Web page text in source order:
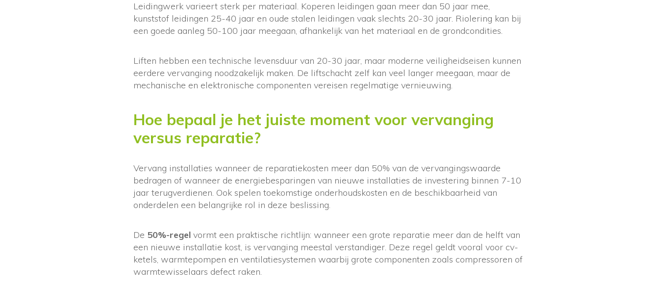
Leidingwerk varieert sterk per materiaal. Koperen leidingen gaan meer dan 50 jaar mee,
kunststof leidingen 25-40 jaar en oude stalen leidingen vaak slechts 20-30 jaar. Riolering kan bij
een goede aanleg 50-100 jaar meegaan, afhankelijk van het materiaal en de grondcondities.
Liften hebben een technische levensduur van 20-30 jaar, maar moderne veiligheidseisen kunnen
eerdere vervanging noodzakelijk maken. De liftschacht zelf kan veel langer meegaan, maar de
mechanische en elektronische componenten vereisen regelmatige vernieuwing.
Hoe bepaal je het juiste moment voor vervanging
versus reparatie?
Vervang installaties wanneer de reparatiekosten meer dan 50% van de vervangingswaarde
bedragen of wanneer de energiebesparingen van nieuwe installaties de investering binnen 7-10
jaar terugverdienen. Ook spelen toekomstige onderhoudskosten en de beschikbaarheid van
onderdelen een belangrijke rol in deze beslissing.
De 50%-regel vormt een praktische richtlijn: wanneer een grote reparatie meer dan de helft van
een nieuwe installatie kost, is vervanging meestal verstandiger. Deze regel geldt vooral voor cv-
ketels, warmtepompen en ventilatiesystemen waarbij grote componenten zoals compressoren of
warmtewisselaars defect raken.